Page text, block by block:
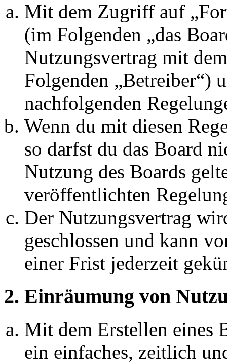
Mit dem Zugriff auf
(im Folgenden „das
Nutzungsvertrag mit
Folgenden „Betreiber“)
nachfolgenden
Wenn du mit diesen
so darfst du das Board
Nutzung des Boards
veröffentlichten
Der Nutzungsvertrag
geschlossen und kann
einer Frist jederzeit
2. Einräumung von
Mit dem Erstellen eines
ein einfaches, zeitlich